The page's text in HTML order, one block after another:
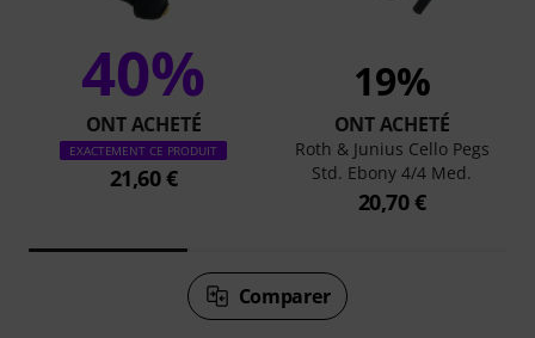
40%
ONT ACHETÉ
EXACTEMENT CE PRODUIT
21,60 €
19%
ONT ACHETÉ
Roth & Junius Cello Pegs
Std. Ebony 4/4 Med.
20,70 €
Comparer